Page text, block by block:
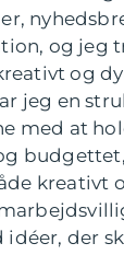
og jeg
og
jeg en
med at
kreativt
idéer, der